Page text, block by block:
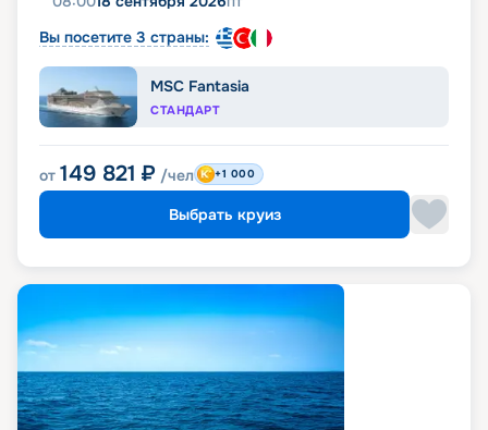
Вы посетите 3 страны:
MSC Fantasia
СТАНДАРТ
от 149 821 ₽ /чел +1 000
Выбрать круиз